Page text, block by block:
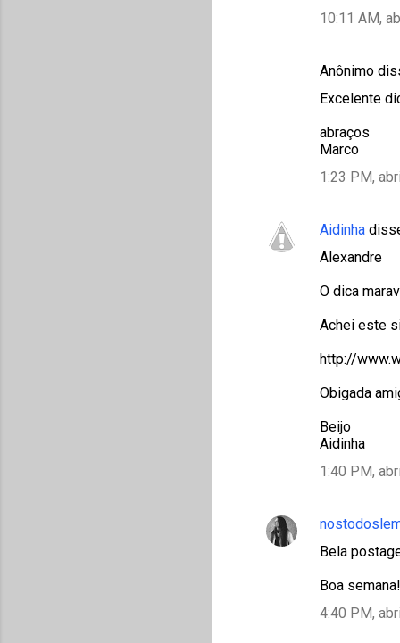
10:11 AM,
Anônimo
Excelente
abraços
Marco
1:23 PM,
Aidinha
Alexandre
O dica
Achei este
http://
Obigada
Beijo
Aidinha
1:40 PM,
Bela
Boa semana!
4:40 PM,